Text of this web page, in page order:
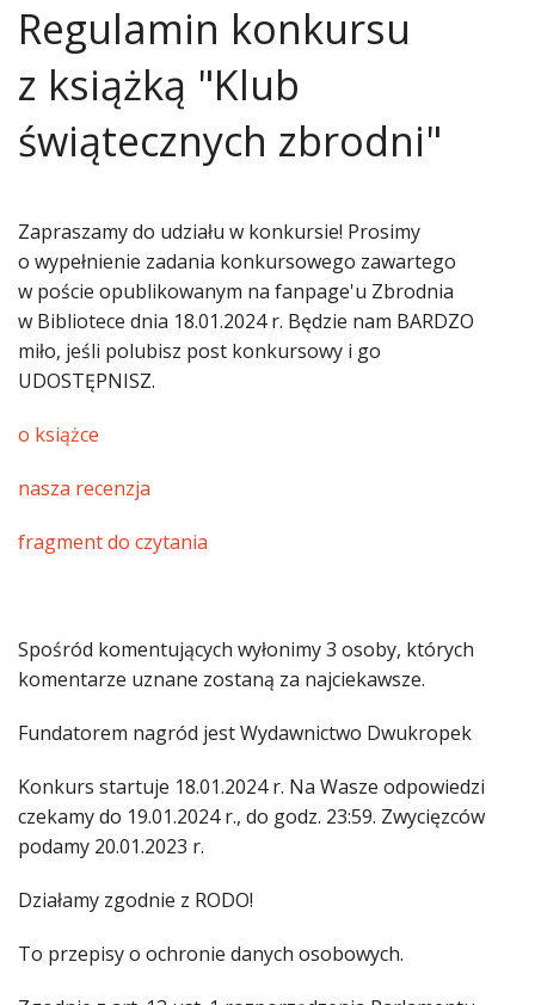
Regulamin konkursu
z książką "Klub
świątecznych zbrodni"
Zapraszamy do udziału w konkursie! Prosimy
o wypełnienie zadania konkursowego zawartego
w poście opublikowanym na fanpage'u Zbrodnia
w Bibliotece dnia 18.01.2024 r. Będzie nam BARDZO
miło, jeśli polubisz post konkursowy i go
UDOSTĘPNISZ.
o książce
nasza recenzja
fragment do czytania
Spośród komentujących wyłonimy 3 osoby, których
komentarze uznane zostaną za najciekawsze.
Fundatorem nagród jest Wydawnictwo Dwukropek
Konkurs startuje 18.01.2024 r. Na Wasze odpowiedzi
czekamy do 19.01.2024 r., do godz. 23:59. Zwycięzców
podamy 20.01.2023 r.
Działamy zgodnie z RODO!
To przepisy o ochronie danych osobowych.